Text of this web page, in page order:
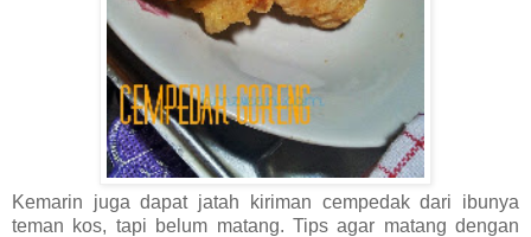
Kemarin juga dapat jatah kiriman cempedak dari ibunya
teman kos, tapi belum matang. Tips agar matang dengan